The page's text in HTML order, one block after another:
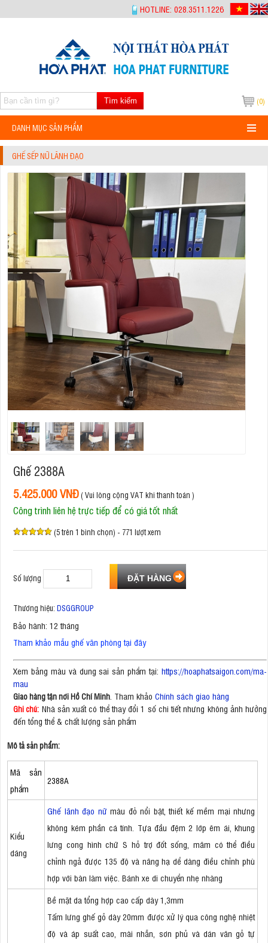
HOTLINE: 028.3511.1226
(0)
Tìm kiếm
DANH MỤC SẢN PHẨM
GHẾ SẾP NỮ LÃNH ĐẠO
Ghế 2388A
5.425.000 VNĐ( Vui lòng cộng VAT khi thanh toán )
Công trình liên hệ trực tiếp để có giá tốt nhất
(5 trên 1 bình chọn) - 771 lượt xem
Số lượng
Thương hiệu: DSGGROUP
Bảo hành: 12 tháng
Tham khảo mẫu ghế văn phòng tại đây
Xem bảng màu và dung sai sản phẩm tại: https://hoaphatsaigon.com/ma-
mau
Giao hàng tận nơi Hồ Chí Minh . Tham khảo Chính sách giao hàng
Ghi chú: Nhà sản xuất có thể thay đổi 1 số chi tiết nhưng không ảnh hưởng
đến tổng thể & chất lượng sản phẩm
Mô tả sản phẩm:
Mã sản
phẩm
2388A
Kiểu
dáng
Ghế lãnh đạo nữ màu đỏ nổi bật, thiết kế mềm mại nhưng
không kém phần cá tính. Tựa đầu đệm 2 lớp êm ái, khung
lưng cong hình chữ S hỗ trợ đốt sống, mâm có thể điều
chỉnh ngả được 135 độ và nâng hạ dể dàng điều chỉnh phù
hợp với bàn làm việc. Bánh xe di chuyển nhẹ nhàng
Bề mặt da tổng hợp cao cấp dày 1,3mm
Tấm lưng ghế gỗ dày 20mm được xử lý qua công nghệ nhiệt
độ và áp suất cao, mài nhẵn, sơn phủ và dán vân gỗ tự